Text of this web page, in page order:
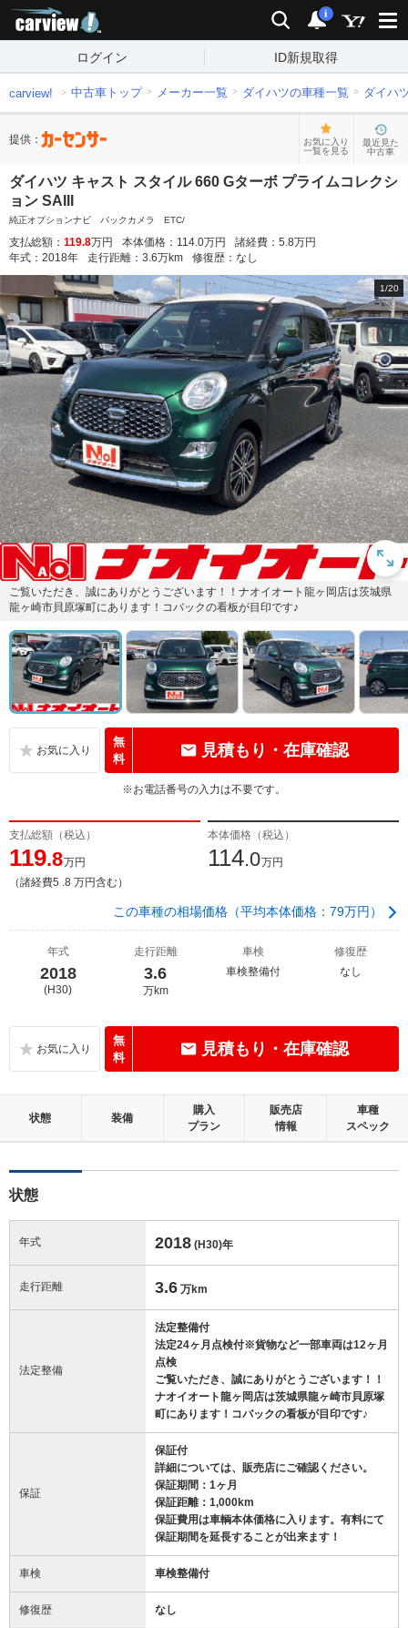
検索 通知
i
ログイン ID新規取得
carview! 中古車トップ メーカー一覧 ダイハツの車種一覧 ダイハ
提供：
お気に入り
一覧を見る
最近見た
中古車
ダイハツ キャスト スタイル 660 Gターボ プライムコレクシ
ョン SAIII
純正オプションナビ バックカメラ ETC/
支払総額： 119.8万円 本体価格： 114.0万円 諸経費： 5.8万円
年式： 2018年 走行距離： 3.6万km 修復歴： なし
1/20
ご覧いただき、誠にありがとうございます！！ナオイオート龍ヶ岡店は茨城県
龍ヶ崎市貝原塚町にあります！コバックの看板が目印です♪
無
料
見積もり・在庫確認
※お電話番号の入力は不要です。
支払総額（税込）
119.8万円
（諸経費5 .8 万円含む）
本体価格（税込）
114.0万円
この車種の相場価格（平均本体価格：79万円）
年式
2018
(H30)
走行距離
3.6
万km
車検
車検整備付
修復歴
なし
無
料
見積もり・在庫確認
状態 装備
購入
プラン
販売店
情報
車種
スペック
状態
年式 2018 (H30)年
走行距離 3.6 万km
法定整備
法定整備付
法定24ヶ月点検付※貨物など一部車両は12ヶ月
点検
ご覧いただき、誠にありがとうございます！！
ナオイオート龍ヶ岡店は茨城県龍ヶ崎市貝原塚
町にあります！コバックの看板が目印です♪
保証
保証付
詳細については、販売店にご確認ください。
保証期間：1ヶ月
保証距離：1,000km
保証費用は車輌本体価格に入ります。有料にて
保証期間を延長することが出来ます！
車検 車検整備付
修復歴 なし